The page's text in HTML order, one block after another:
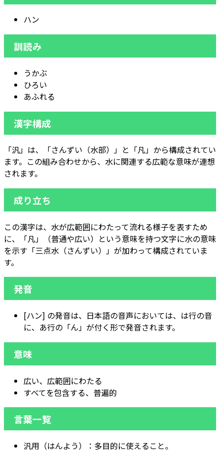
ハン
訓読み
うかぶ
ひろい
あふれる
漢字構成
「汎」は、「さんずい（水部）」と「凡」から構成されてい
ます。この組み合わせから、水に関連する広範な意味が連想
されます。
成り立ち
この漢字は、水が広範囲にわたって流れる様子を表すため
に、「凡」（普通や広い）という意味を持つ文字に水の意味
を示す「三点水（さんずい）」が加わって構成されていま
す。
発音
[ハン] の発音は、日本語の音声においては、は行の音
に、あ行の「ん」が付く形で発音されます。
意味
広い、広範囲にわたる
すべてを包含する、普遍的
言葉一覧
汎用（はんよう）：多目的に使えること。